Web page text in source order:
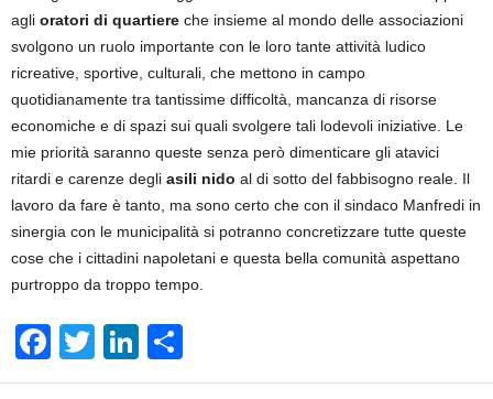
agli oratori di quartiere che insieme al mondo delle associazioni
svolgono un ruolo importante con le loro tante attività ludico
ricreative, sportive, culturali, che mettono in campo
quotidianamente tra tantissime difficoltà, mancanza di risorse
economiche e di spazi sui quali svolgere tali lodevoli iniziative. Le
mie priorità saranno queste senza però dimenticare gli atavici
ritardi e carenze degli asili nido al di sotto del fabbisogno reale. Il
lavoro da fare è tanto, ma sono certo che con il sindaco Manfredi in
sinergia con le municipalità si potranno concretizzare tutte queste
cose che i cittadini napoletani e questa bella comunità aspettano
purtroppo da troppo tempo.
F
a
T
wi
Li
n
h